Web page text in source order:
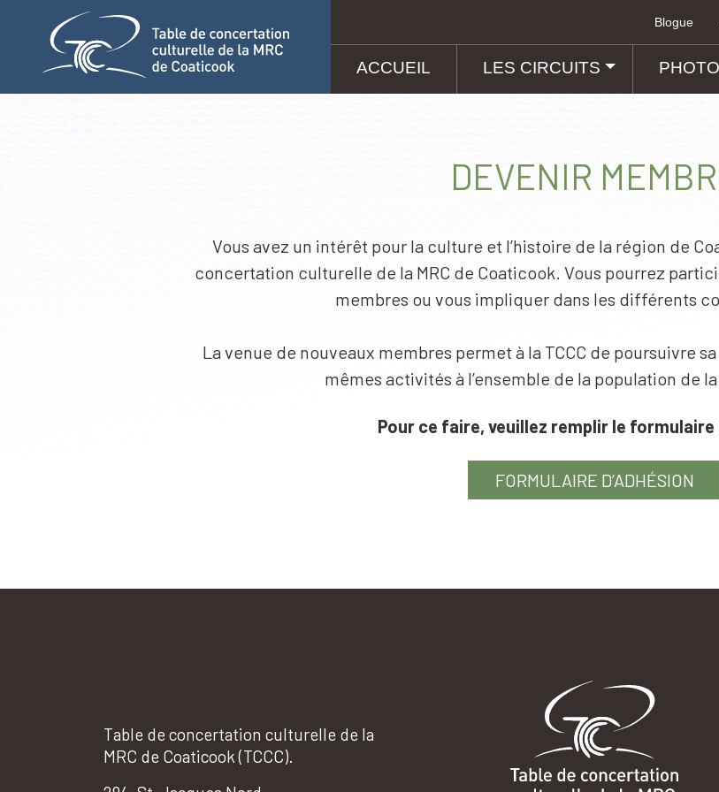
MAIN
Blogue
ACCUEIL LES CIRCUITS
DEVENIR
Vous avez un intérêt pour la culture et l’histoire de la région de
concertation culturelle de la MRC de Coaticook. Vous pourrez
membres ou vous impliquer dans les différents
La venue de nouveaux membres permet à la TCCC de poursuivre
mêmes activités à l’ensemble de la population de
Pour ce faire, veuillez remplir le formulaire
FORMULAIRE D’ADHÉSION
Table de concertation culturelle de la
MRC de Coaticook (TCCC).